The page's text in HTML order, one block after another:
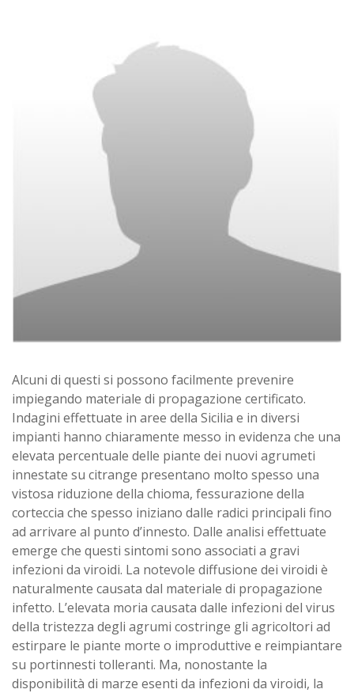
Alcuni di questi si possono facilmente prevenire
impiegando materiale di propagazione certificato.
Indagini effettuate in aree della Sicilia e in diversi
impianti hanno chiaramente messo in evidenza che una
elevata percentuale delle piante dei nuovi agrumeti
innestate su citrange presentano molto spesso una
vistosa riduzione della chioma, fessurazione della
corteccia che spesso iniziano dalle radici principali fino
ad arrivare al punto d’innesto. Dalle analisi effettuate
emerge che questi sintomi sono associati a gravi
infezioni da viroidi. La notevole diffusione dei viroidi è
naturalmente causata dal materiale di propagazione
infetto. L’elevata moria causata dalle infezioni del virus
della tristezza degli agrumi costringe gli agricoltori ad
estirpare le piante morte o improduttive e reimpiantare
su portinnesti tolleranti. Ma, nonostante la
disponibilità di marze esenti da infezioni da viroidi, la